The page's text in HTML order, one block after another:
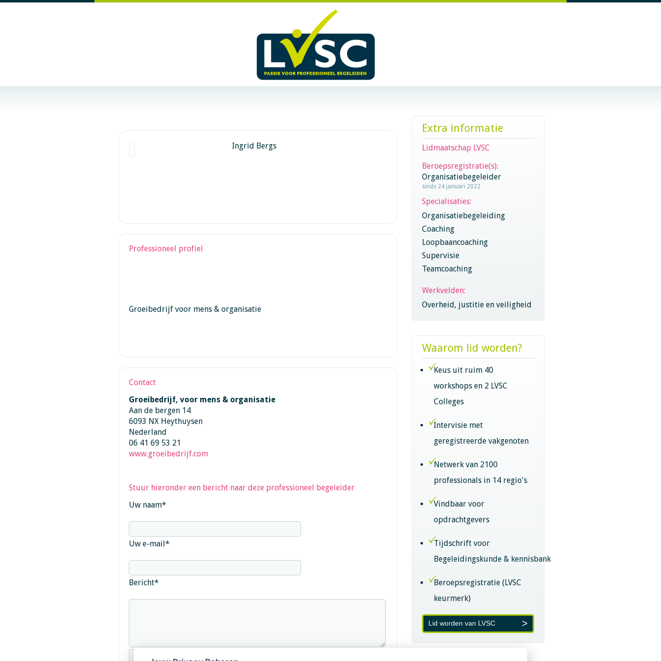
Ingrid Bergs
Professioneel profiel
Groeibedrijf voor mens & organisatie
Contact
Groeibedrijf, voor mens & organisatie
Aan de bergen 14
6093 NX Heythuysen
Nederland
06 41 69 53 21
www.groeibedrijf.com
Stuur hieronder een bericht naar deze professioneel begeleider
Uw naam*
Uw e-mail*
Bericht*
Extra informatie
Lidmaatschap LVSC
Beroepsregistratie(s):
Organisatiebegeleider
sinds 24 januari 2022
Specialisaties:
Organisatiebegeleiding
Coaching
Loopbaancoaching
Supervisie
Teamcoaching
Werkvelden:
Overheid, justitie en veiligheid
Waarom lid worden?
Keus uit ruim 40
workshops en 2 LVSC
Colleges
Intervisie met
geregistreerde vakgenoten
Netwerk van 2100
professionals in 14 regio's
Vindbaar voor
opdrachtgevers
Tijdschrift voor
Begeleidingskunde & kennisbank
Beroepsregistratie (LVSC
keurmerk)
Lid worden van LVSC